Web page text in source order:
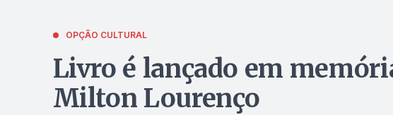
OPÇÃO CULTURAL
Livro é lançado em
Milton Lourenço